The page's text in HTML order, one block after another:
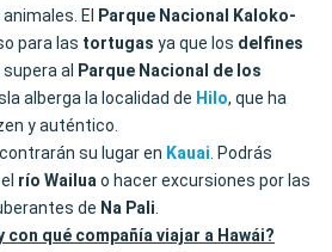
El
Parque Nacional Kaloko-
para las tortugas ya que los delfines
al Parque Nacional de los
alberga la localidad de Hilo, que ha
y auténtico.
su lugar en Kauai. Podrás
río Wailuao hacer excursiones por las
de Na Pali.
con qué compañía viajar a Hawái?